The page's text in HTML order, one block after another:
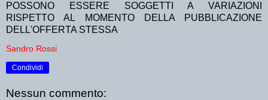
POSSONO ESSERE SOGGETTI A VARIAZIONI
RISPETTO AL MOMENTO DELLA PUBBLICAZIONE
DELL'OFFERTA STESSA
Sandro Rossi
Condividi
Nessun commento: